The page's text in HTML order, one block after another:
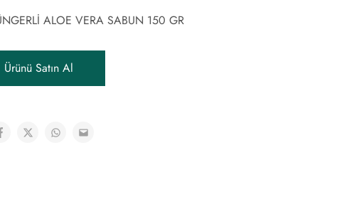
ALOE VERA SABUN 150 GR
Ürünü Satın Al